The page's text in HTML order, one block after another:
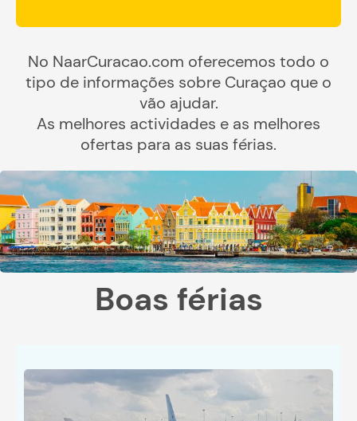
No NaarCuracao.com oferecemos todo o
tipo de informações sobre Curaçao que o
vão ajudar.
As melhores actividades e as melhores
ofertas para as suas férias.
Boas férias